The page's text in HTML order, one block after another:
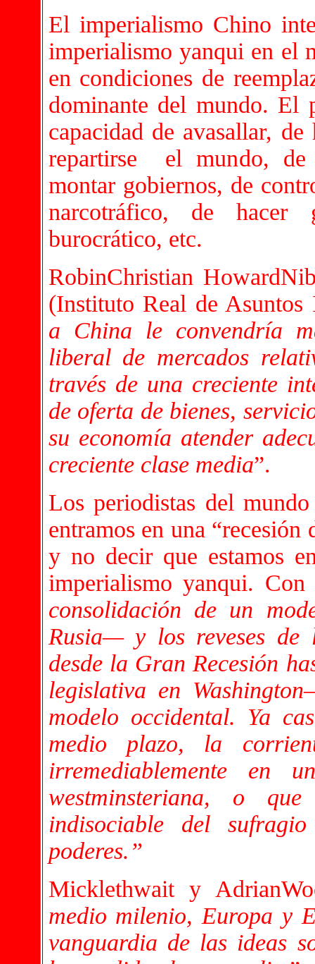
El imperialismo Chino
imperialismo yanqui en el
en condiciones de
dominante del mundo. El
capacidad de avasallar,
repartirse el mundo, de
montar gobiernos, de
narcotráfico, de hacer
burocrático, etc.
RobinChristian
(Instituto Real de
a China le convendría
liberal de mercados
través de una creciente
de oferta de bienes,
su economía atender
creciente clase media”.
Los periodistas del
entramos en una
y no decir que estamos
imperialismo yanqui.
consolidación de un
Rusia— y los reveses de
desde la Gran Recesión
legislativa en
modelo occidental. Ya
medio plazo, la
irremediablemente en
westminsteriana, o
indisociable del
poderes.”
Micklethwait y
medio milenio, Europa y
vanguardia de las ideas